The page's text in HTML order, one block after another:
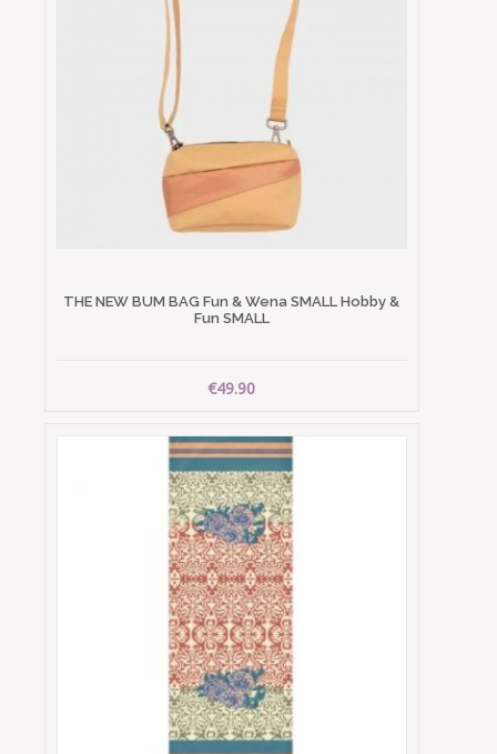
THE NEW BUM BAG Fun & Wena SMALL Hobby &
Fun SMALL
€49.90